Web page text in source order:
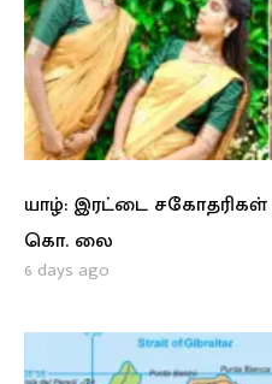
யாழ்: இரட்டை சகோதரிகள்
கொ. லை
6 days ago